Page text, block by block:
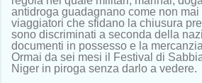
antidroga guadagnano come non mai
viaggiatori che sfidano la chiusura
sono discriminati a seconda della
documenti in possesso e la
Ormai da sei mesi il Festival di
Niger in piroga senza darlo a vedere.